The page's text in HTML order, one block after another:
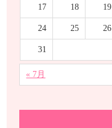
17 18 19
24 25 26
31
« 7月